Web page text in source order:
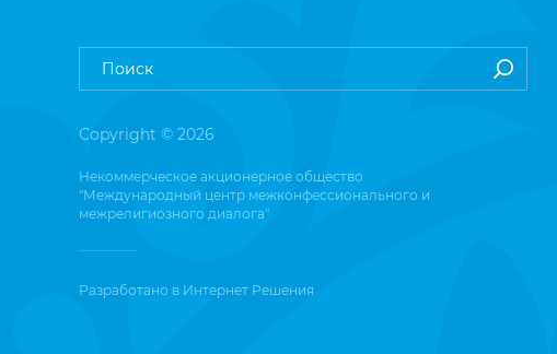
Copyright © 2026
Некоммерческое акционерное общество
"Международный центр межконфессионального и
межрелигиозного диалога"
Разработано в Интернет Решения